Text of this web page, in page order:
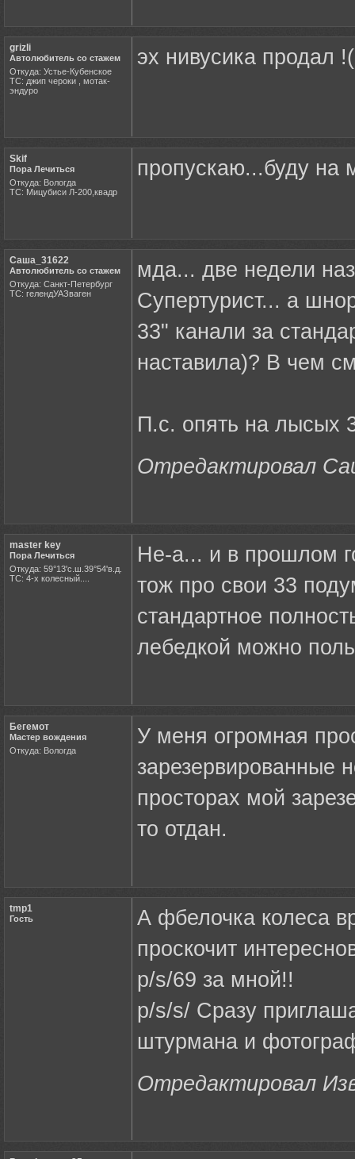
grizli
Автолюбитель со стажем
Откуда: Устье-Кубенское
ТС: джип чероки , мотак-
эндуро
эх нивусика продал
Skif
Пора Лечиться
Откуда: Вологда
ТС: Мицубиси Л-200,квадр
пропускаю...буду на
Саша_31622
Автолюбитель со стажем
Откуда: Санкт-Петербург
ТС: гелендУАЗваген
мда... две недели
Супертурист... а
33" канали за
наставила)? В чем
П.с. опять на лысых
Отредактировал
master key
Пора Лечиться
Откуда: 59°13'с.ш.39°54'в.д.
ТС: 4-х колесный....
Не-а... и в прошлом
тож про свои 33
стандартное
лебедкой можно
Бегемот
Мастер вождения
Откуда: Вологда
У меня огромная
зарезервированные
просторах мой
то отдан.
tmp1
Гость
А фбелочка колеса
проскочит
p/s/69 за мной!!
p/s/s/ Сразу
штурмана и
Отредактировал